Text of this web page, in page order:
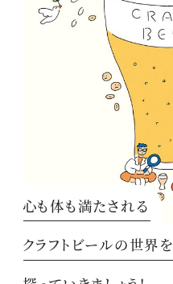
心も体も満たされる
クラフトビールの世界を